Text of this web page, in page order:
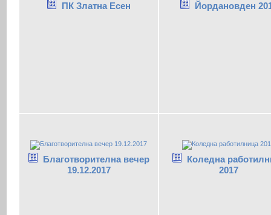
ПК Златна Есен Йордановден
Благотворителна вечер
19.12.2017
Коледна
2017